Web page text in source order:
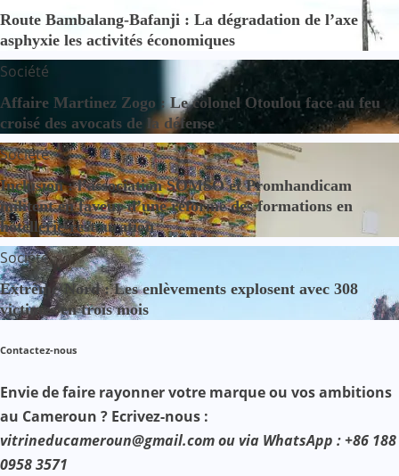
Route Bambalang-Bafanji : La dégradation de l’axe
asphyxie les activités économiques
Société
Affaire Martinez Zogo : Le colonel Otoulou face au feu
croisé des avocats de la défense
Société
Inclusion : l’association SOMSO et Promhandicam
militent en faveur d’une réforme des formations en
hôtellerie-restauration
Société
Extrême-Nord : Les enlèvements explosent avec 308
victimes en trois mois
Contactez-nous
Envie de faire rayonner votre marque ou vos ambitions
au Cameroun ? Ecrivez-nous :
vitrineducameroun@gmail.com ou via WhatsApp : +86 188
0958 3571